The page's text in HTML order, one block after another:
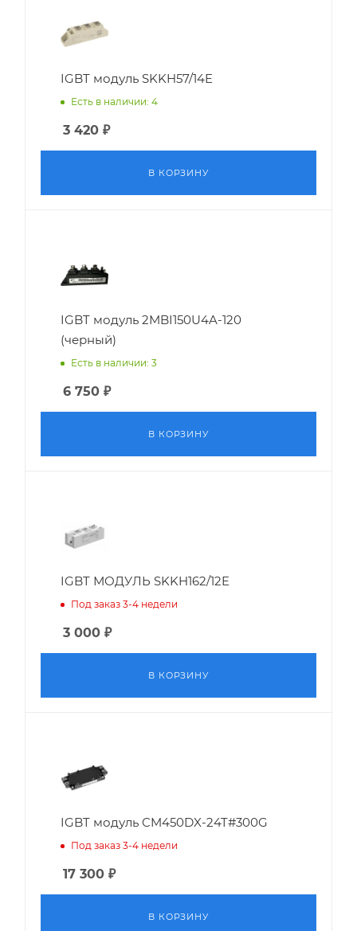
IGBT модуль SKKH57/14E
Есть в наличии: 4
3 420 ₽
В КОРЗИНУ
IGBT модуль 2MBI150U4A-120
(черный)
Есть в наличии: 3
6 750 ₽
В КОРЗИНУ
IGBT МОДУЛЬ SKKH162/12E
Под заказ 3-4 недели
3 000 ₽
В КОРЗИНУ
IGBT модуль CM450DX-24T#300G
Под заказ 3-4 недели
17 300 ₽
В КОРЗИНУ